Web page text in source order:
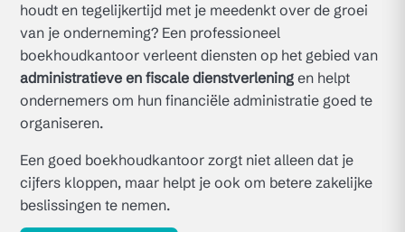
houdt en tegelijkertijd met je meedenkt over de groei
van je onderneming? Een professioneel
boekhoudkantoor verleent diensten op het gebied van
administratieve en fiscale dienstverlening en helpt
ondernemers om hun financiële administratie goed te
organiseren.
Een goed boekhoudkantoor zorgt niet alleen dat je
cijfers kloppen, maar helpt je ook om betere zakelijke
beslissingen te nemen.